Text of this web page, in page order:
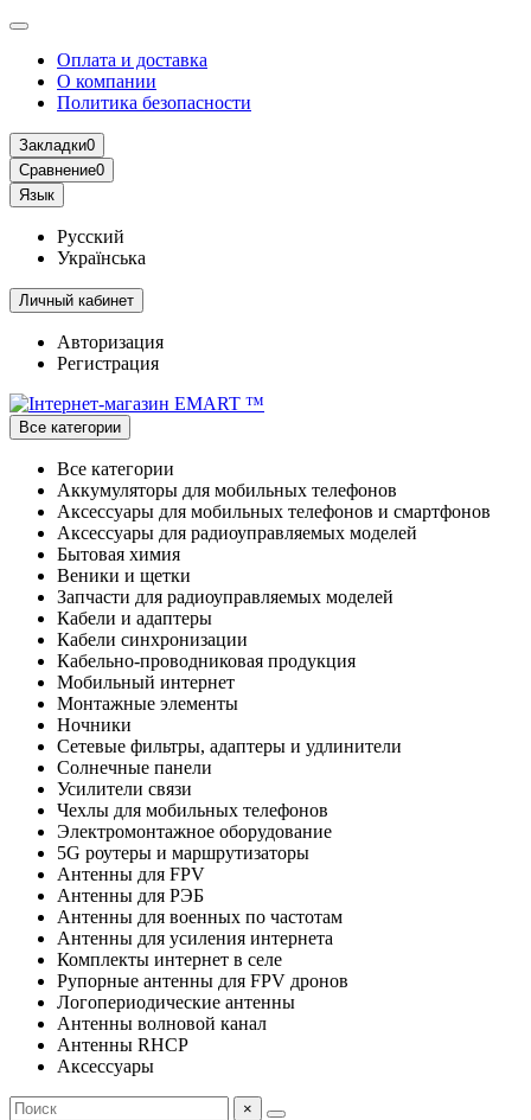
Оплата и доставка
О компании
Политика безопасности
Закладки0
Сравнение0
Язык
Русский
Українська
Личный кабинет
Авторизация
Регистрация
Все категории
Все категории
Аккумуляторы для мобильных телефонов
Аксессуары для мобильных телефонов и смартфонов
Аксессуары для радиоуправляемых моделей
Бытовая химия
Веники и щетки
Запчасти для радиоуправляемых моделей
Кабели и адаптеры
Кабели синхронизации
Кабельно-проводниковая продукция
Мобильный интернет
Монтажные элементы
Ночники
Сетевые фильтры, адаптеры и удлинители
Солнечные панели
Усилители связи
Чехлы для мобильных телефонов
Электромонтажное оборудование
5G роутеры и маршрутизаторы
Антенны для FPV
Антенны для РЭБ
Антенны для военных по частотам
Антенны для усиления интернета
Комплекты интернет в селе
Рупорные антенны для FPV дронов
Логопериодические антенны
Антенны волновой канал
Антенны RHCP
Аксессуары
×